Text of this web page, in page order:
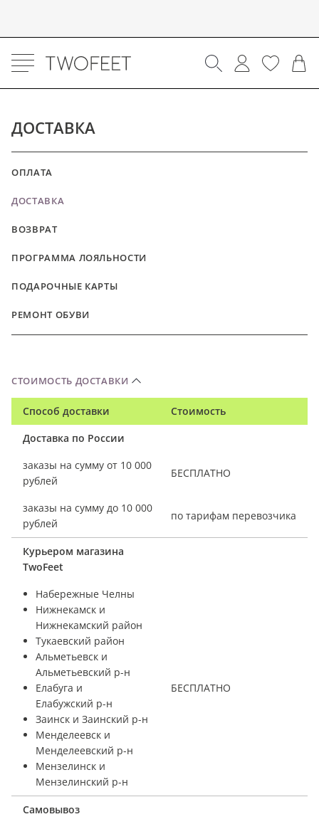
ДОСТАВКА
ОПЛАТА
ДОСТАВКА
ВОЗВРАТ
ПРОГРАММА ЛОЯЛЬНОСТИ
ПОДАРОЧНЫЕ КАРТЫ
РЕМОНТ ОБУВИ
СТОИМОСТЬ ДОСТАВКИ
Способ доставки
Стоимость
Доставка по России
заказы на сумму от 10 000
рублей
БЕСПЛАТНО
заказы на сумму до 10 000
рублей
по тарифам перевозчика
Курьером магазина
TwoFeet
Набережные Челны
Нижнекамск и
Нижнекамский район
Тукаевский район
Альметьевск и
Альметьевский р-н
Елабуга и
Елабужский р-н
Заинск и Заинский р-н
Менделеевск и
Менделеевский р-н
Мензелинск и
Мензелинский р-н
БЕСПЛАТНО
Самовывоз